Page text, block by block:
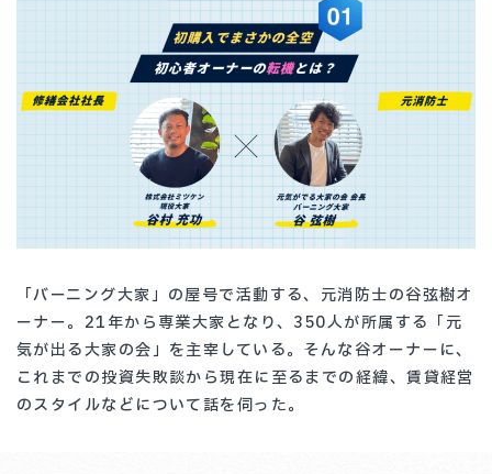
「バーニング大家」の屋号で活動する、元消防士の谷弦樹オ
ーナー。21年から専業大家となり、350人が所属する「元
気が出る大家の会」を主宰している。そんな谷オーナーに、
これまでの投資失敗談から現在に至るまでの経緯、賃貸経営
のスタイルなどについて話を伺った。